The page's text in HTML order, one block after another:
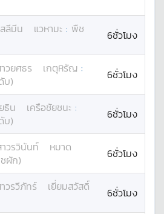
ลีมีน แวหามะ : พืช
6ชั่วโมง
วยศธร เกตุหิรัญ :
บ)
6ชั่วโมง
ธิน เครือชัยชนะ :
บ)
6ชั่วโมง
วรวินันท์
หมาด
ผัก) 6ชั่วโมง
วรวีภัทร์
เยี่ยมสวัสดิ์
6ชั่วโมง